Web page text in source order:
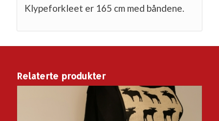
Klypeforkleet er 165 cm med båndene.
Relaterte produkter